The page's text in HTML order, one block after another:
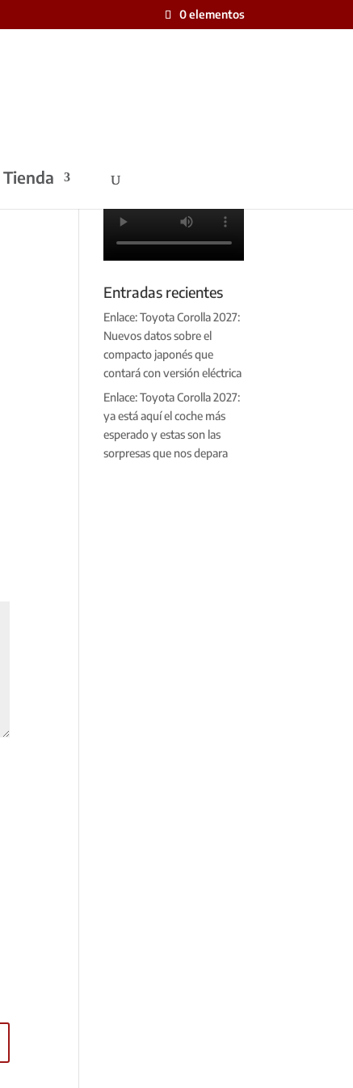
0 elementos
Tienda
Entradas recientes
Enlace: Toyota Corolla 2027:
Nuevos datos sobre el
compacto japonés que
contará con versión eléctrica
Enlace: Toyota Corolla 2027:
ya está aquí el coche más
esperado y estas son las
sorpresas que nos depara